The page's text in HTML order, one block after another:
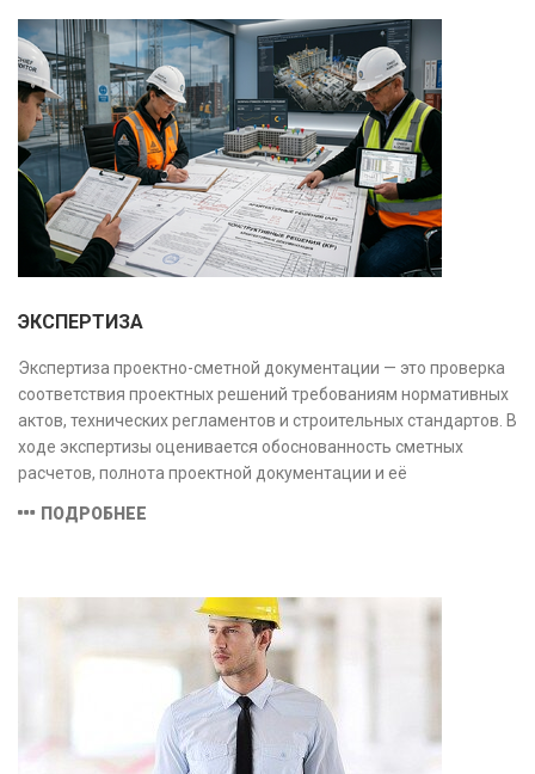
качества строительства, подготовки к реконструкции,
оценки рисков и судебных разбирательств.
Результатом является официальное техническое
заключение, имеющее юридическую силу.
ЭКСПЕРТИЗА
Экспертиза проектно-сметной документации — это проверка
соответствия проектных решений требованиям нормативных
актов, технических регламентов и строительных стандартов. В
ходе экспертизы оценивается обоснованность сметных
расчетов, полнота проектной документации и её
предотвратить ошибки на этапе строительства и
ПОДРОБНЕЕ